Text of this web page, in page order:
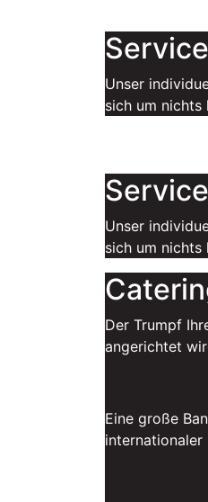
Service
Unser
sich um nichts
Service
Unser
sich um nichts
Der Trumpf
angerichtet
Eine große
internationaler